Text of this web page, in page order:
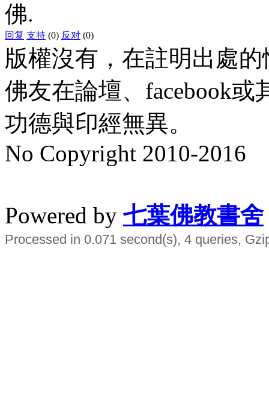
佛.
回复 支持 (0) 反对 (0)
版權沒有，在註明出處
佛友在論壇、facebook
功德與印經無異。
No Copyright 2010-2016
Powered by 七葉佛教書舍
Processed in 0.071 second(s), 4 queries,